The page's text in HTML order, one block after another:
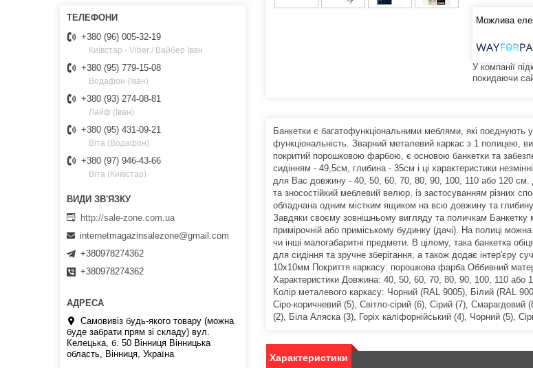
У компанії
покидаючи
Банкетки є багатофункціональними меблями, які поєднують у
функціональність. Зварний металевий каркас з 1 полицею,
покритий порошковою фарбою, є основою банкетки та
сидінням - 49,5см, глибина - 35см і ці характеристики
для Вас довжину - 40, 50, 60, 70, 80, 90, 100, 110 або 120 см.
та зносостійкий меблевий велюр, із застосуванням різних
обладнана одним містким ящиком на всю довжину та
Завдяки своєму зовнішньому вигляду та поличкам Банкетку
примірочній або приміському будинку (дачі). На полиці
чи інші малогабаритні предмети. В цілому, така банкетка
для сидіння та зручне зберігання, а також додає інтер'єру
10х10мм Покриття каркасу: порошкова фарба Оббивний
Характеристики Довжина: 40, 50, 60, 70, 80, 90, 100, 110
Колір металевого каркасу: Чорний (RAL 9005), Білий (RAL
Сіро-коричневий (5), Світло-сірий (6), Сірий (7),
(2), Біла Аляска (3), Горіх каліфорнійський (4), Чорний (5),
Характеристики
+380 (96) 005-32-19
Київстар - Viber / Вайбер Іван
+380 (95) 779-15-08
Водафон (Іван)
+380 (93) 274-08-81
Лайф (Іван)
+380 (95) 431-09-21
Віта (Водафон)
+380 (97) 946-43-66
Віта (Київстар)
http://sale-zone.com.ua
internetmagazinsalezone@gmail.com
+380978274362
+380978274362
Самовивіз будь-якого товару (можна
буде забрати прям зі складу) вул.
Келецька, б. 50 Вінниця Вінницька
область, Вінниця, Україна